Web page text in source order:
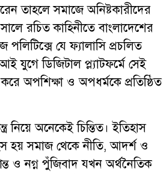
তাহলে সমাজে অনিষ্টকারীদের
রচিত কাহিনীতে বাংলাদেশের
যে ফ্যালাসি প্রচলিত
যুগে ডিজিটাল প্ল্যাটফর্মে সেই
অপশিক্ষা ও অপধর্মকে প্রতিষ্ঠিত
নিয়ে অনেকেই চিন্তিত। ইতিহাস
হয় সমাজ থেকে নীতি, আদর্শ ও
ও নগ্ন পুঁজিবাদ যখন অর্থনৈতিক